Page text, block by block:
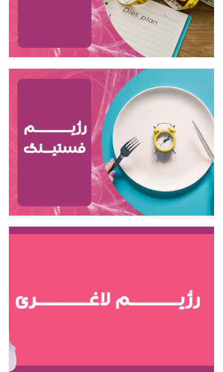
غذا خوردن تمرکز دارد.
رژیم لاغری
رژیم لاغری به برنامه‌ای غذایی گفته می‌شود که هدف آن
کاهش وزن با ایجاد عدم تعادل کالری است. این عدم
تعادل زمانی اتفاق می‌افتد که کالری دریافتی از طریق غذا و
نوشیدنی کمتر از کالری سوزانده شده توسط بدن باشد.
غذایی با چربی زیاد، پروتئین متوسط و کربوهیدرات کم
است که بدن را وادار می‌کند تا به‌جای قند، از چربی برای